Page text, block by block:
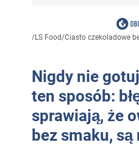
/LS Food/Ciasto czekoladowe
Nigdy nie
ten sposób:
sprawiają, że
bez smaku, są